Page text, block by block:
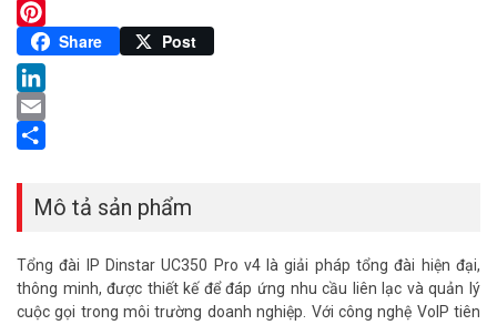
Twitter
Pinterest
Share Post
LinkedIn
Email
Mô tả sản phẩm
Tổng đài IP Dinstar UC350 Pro v4 là giải pháp tổng đài hiện đại,
thông minh, được thiết kế để đáp ứng nhu cầu liên lạc và quản lý
cuộc gọi trong môi trường doanh nghiệp. Với công nghệ VoIP tiên